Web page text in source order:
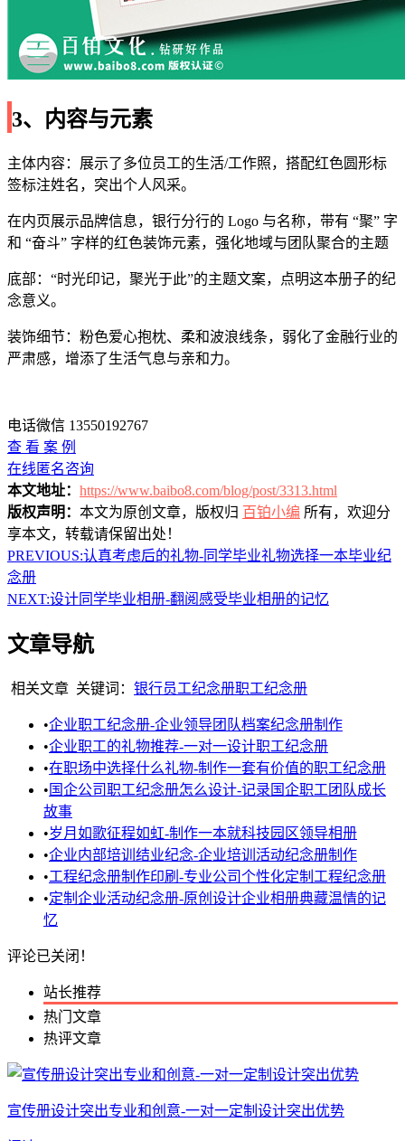
3、内容与元素
主体内容：展示了多位员工的生活/工作照，搭配红色圆形标
签标注姓名，突出个人风采。
在内页展示品牌信息，银行分行的 Logo 与名称，带有 “聚” 字
和 “奋斗” 字样的红色装饰元素，强化地域与团队聚合的主题
底部：“时光印记，聚光于此”的主题文案，点明这本册子的纪
念意义。
装饰细节：粉色爱心抱枕、柔和波浪线条，弱化了金融行业的
严肃感，增添了生活气息与亲和力。
电话微信 13550192767
查 看 案 例
在线匿名咨询
本文地址： https://www.baibo8.com/blog/post/3313.html
版权声明： 本文为原创文章，版权归 百铂小编 所有，欢迎分
享本文，转载请保留出处！
PREVIOUS:认真考虑后的礼物-同学毕业礼物选择一本毕业纪
念册
NEXT:设计同学毕业相册-翻阅感受毕业相册的记忆
文章导航
相关文章 关键词： 银行员工纪念册职工纪念册
•企业职工纪念册-企业领导团队档案纪念册制作
•企业职工的礼物推荐-一对一设计职工纪念册
•在职场中选择什么礼物-制作一套有价值的职工纪念册
• 国企公司职工纪念册怎么设计-记录国企职工团队成长
故事
•岁月如歌征程如虹-制作一本就科技园区领导相册
•企业内部培训结业纪念-企业培训活动纪念册制作
•工程纪念册制作印刷-专业公司个性化定制工程纪念册
•定制企业活动纪念册-原创设计企业相册典藏温情的记
忆
评论已关闭！
站长推荐
热门文章
热评文章
宣传册设计突出专业和创意-一对一定制设计突出优势